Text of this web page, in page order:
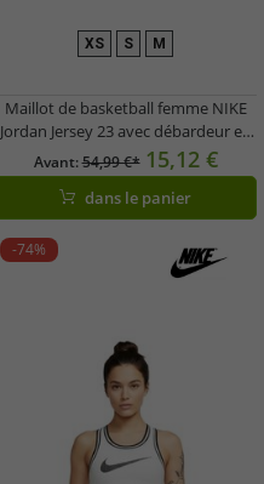
XS S M
Maillot de basketball femme NIKE
Jordan Jersey 23 avec débardeur en
mesh noir FN6687-010
Avant:54,99 €* 15,12 €
dans le panier
-74%